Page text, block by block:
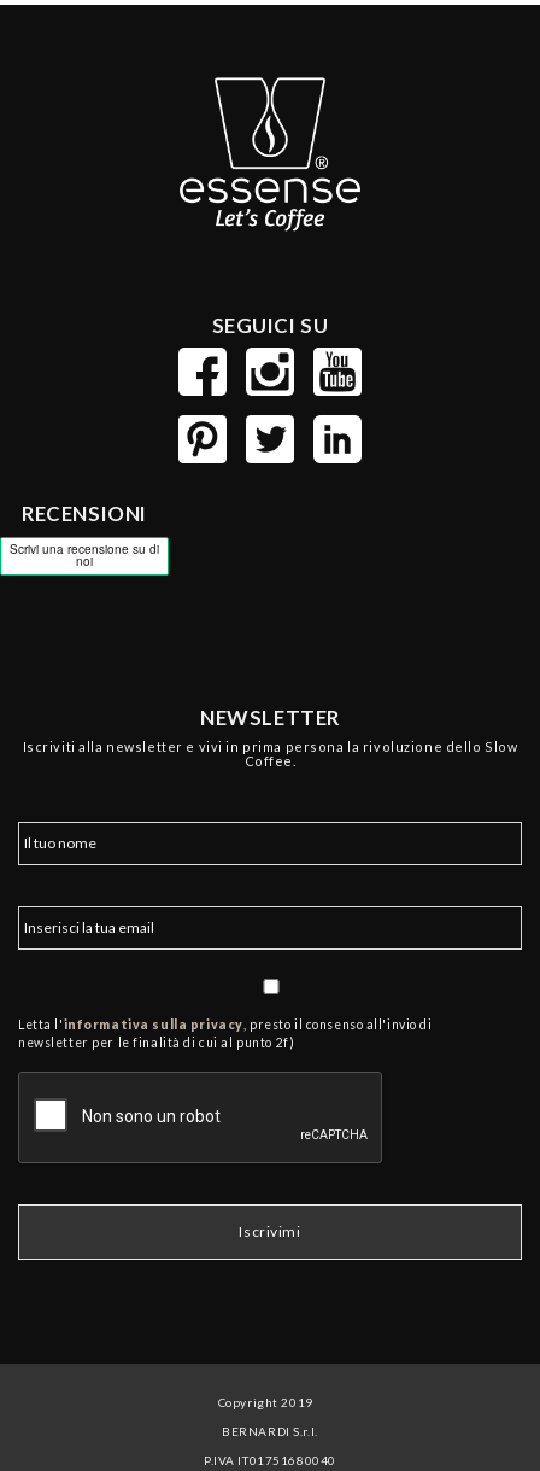
SEGUICI SU
RECENSIONI
NEWSLETTER
Iscriviti alla newsletter e vivi in prima persona la rivoluzione dello Slow
Coffee.
Letta l'informativa sulla privacy, presto il consenso all'invio di
newsletter per le finalità di cui al punto 2f)
Copyright 2019
BERNARDI S.r.l.
P.IVA IT01751680040